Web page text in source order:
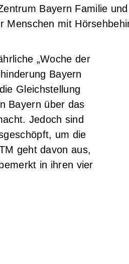
Bayern Familie
Menschen mit
„Woche der
Bayern
Gleichstellung
Bayern über das
Jedoch sind
um die
geht davon aus,
in ihren vier